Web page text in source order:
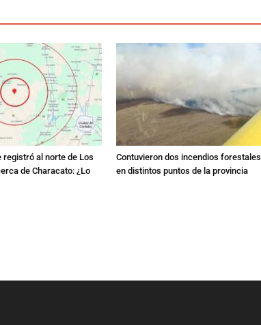
registró al norte de Los
de Characato: ¿Lo
Contuvieron dos incendios forestales
en distintos puntos de la provincia